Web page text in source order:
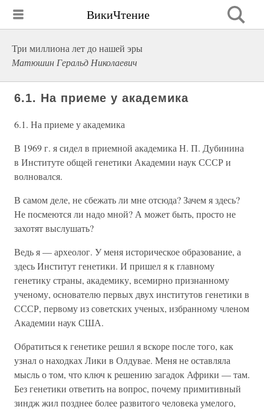
ВикиЧтение
Три миллиона лет до нашей эры
Матюшин Геральд Николаевич
6.1. На приеме у академика
6.1. На приеме у академика
В 1969 г. я сидел в приемной академика Н. П. Дубинина
в Институте общей генетики Академии наук СССР и
волновался.
В самом деле, не сбежать ли мне отсюда? Зачем я здесь?
Не посмеются ли надо мной? А может быть, просто не
захотят выслушать?
Ведь я — археолог. У меня историческое образование, а
здесь Институт генетики. И пришел я к главному
генетику страны, академику, всемирно признанному
ученому, основателю первых двух институтов генетики в
СССР, первому из советских ученых, избранному членом
Академии наук США.
Обратиться к генетике решил я вскоре после того, как
узнал о находках Лики в Олдувае. Меня не оставляла
мысль о том, что ключ к решению загадок Африки — там.
Без генетики ответить на вопрос, почему примитивный
зиндж жил позднее более развитого человека умелого,